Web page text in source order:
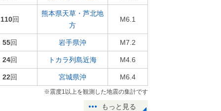
110回
熊本県天草・芦北地
方
M6.1
55回 岩手県沖 M7.2
24回 トカラ列島近海 M4.6
22回 宮城県沖 M6.4
※震度1以上を観測した地震の集計です
もっと見る